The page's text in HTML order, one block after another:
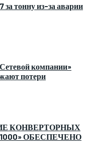
за тонну из-за аварии
компании»
потери
КОНВЕРТОРНЫХ
ОБЕСПЕЧЕНО